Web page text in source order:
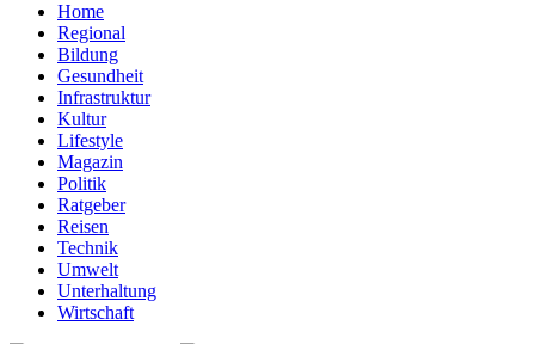
Home
Regional
Bildung
Gesundheit
Infrastruktur
Kultur
Lifestyle
Magazin
Politik
Ratgeber
Reisen
Technik
Umwelt
Unterhaltung
Wirtschaft